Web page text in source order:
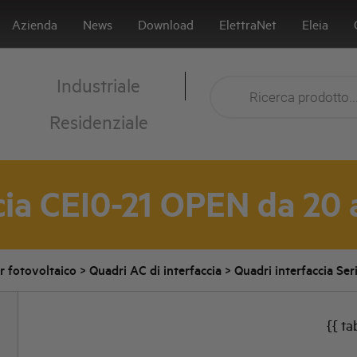
Azienda News Download ElettraNet Eleia
Industriale
Residenziale
CEI0-21 OPEN da 20
fotovoltaico > Quadri AC di interfaccia > Quadri interfaccia
{{